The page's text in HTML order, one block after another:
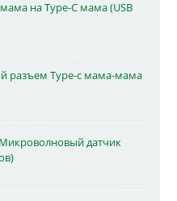
на Type-C мама (USB
разъем Type-c мама-мама
Микроволновый датчик